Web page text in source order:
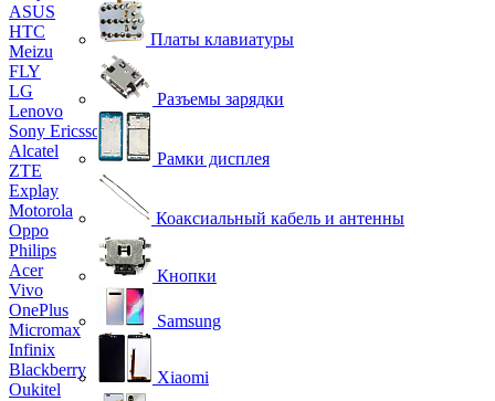
ASUS
HTC
Meizu
FLY
LG
Lenovo
Sony Ericsson
Alcatel
ZTE
Explay
Motorola
Oppo
Philips
Acer
Vivo
OnePlus
Micromax
Infinix
Blackberry
Oukitel
Платы клавиатуры
Разъемы зарядки
Рамки дисплея
Коаксиальный кабель и антенны
Кнопки
Samsung
Xiaomi